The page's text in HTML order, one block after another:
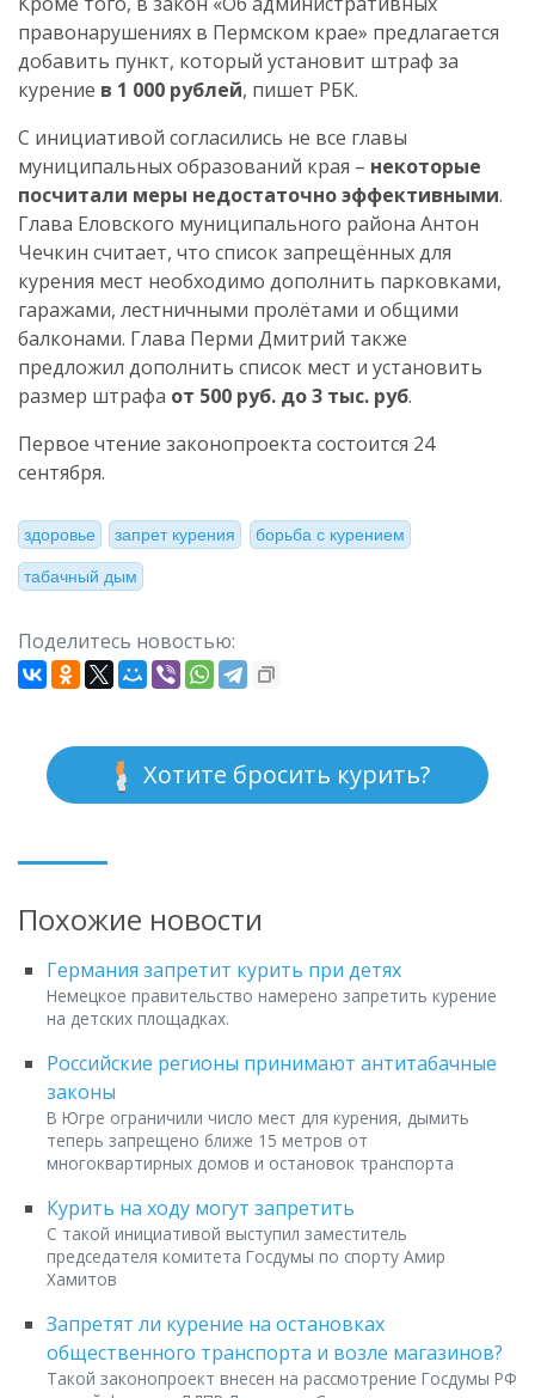
правонарушениях в Пермском крае» предлагается
добавить пункт, который установит штраф за
курение в 1 000 рублей, пишет РБК.
С инициативой согласились не все главы
муниципальных образований края – некоторые
посчитали меры недостаточно эффективными.
Глава Еловского муниципального района Антон
Чечкин считает, что список запрещённых для
курения мест необходимо дополнить парковками,
гаражами, лестничными пролётами и общими
балконами. Глава Перми Дмитрий также
предложил дополнить список мест и установить
размер штрафа от 500 руб. до 3 тыс. руб.
Первое чтение законопроекта состоится 24
сентября.
здоровье запрет курения борьба с курением
табачный дым
Поделитесь новостью:
Хотите бросить курить?
Похожие новости
Германия запретит курить при детях
Немецкое правительство намерено запретить курение
на детских площадках.
Российские регионы принимают антитабачные
законы
В Югре ограничили число мест для курения, дымить
теперь запрещено ближе 15 метров от
многоквартирных домов и остановок транспорта
Курить на ходу могут запретить
С такой инициативой выступил заместитель
председателя комитета Госдумы по спорту Амир
Хамитов
Запретят ли курение на остановках
общественного транспорта и возле магазинов?
Такой законопроект внесен на рассмотрение Госдумы РФ